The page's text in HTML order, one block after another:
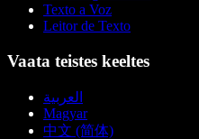
Texto a Voz
Leitor de Texto
Vaata teistes keeltes
العربية
Magyar
中文 (简体)